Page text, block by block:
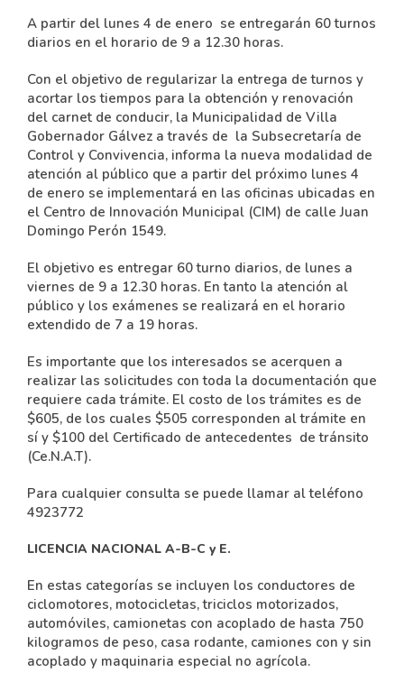
A partir del lunes 4 de enero se entregarán 60 turnos
diarios en el horario de 9 a 12.30 horas.
Con el objetivo de regularizar la entrega de turnos y
acortar los tiempos para la obtención y renovación
del carnet de conducir, la Municipalidad de Villa
Gobernador Gálvez a través de la Subsecretaría de
Control y Convivencia, informa la nueva modalidad de
atención al público que a partir del próximo lunes 4
de enero se implementará en las oficinas ubicadas en
el Centro de Innovación Municipal (CIM) de calle Juan
Domingo Perón 1549.
El objetivo es entregar 60 turno diarios, de lunes a
viernes de 9 a 12.30 horas. En tanto la atención al
público y los exámenes se realizará en el horario
extendido de 7 a 19 horas.
Es importante que los interesados se acerquen a
realizar las solicitudes con toda la documentación que
requiere cada trámite. El costo de los trámites es de
$605, de los cuales $505 corresponden al trámite en
sí y $100 del Certificado de antecedentes de tránsito
(Ce.N.A.T).
Para cualquier consulta se puede llamar al teléfono
4923772
LICENCIA NACIONAL A-B-C y E.
En estas categorías se incluyen los conductores de
ciclomotores, motocicletas, triciclos motorizados,
automóviles, camionetas con acoplado de hasta 750
kilogramos de peso, casa rodante, camiones con y sin
acoplado y maquinaria especial no agrícola.